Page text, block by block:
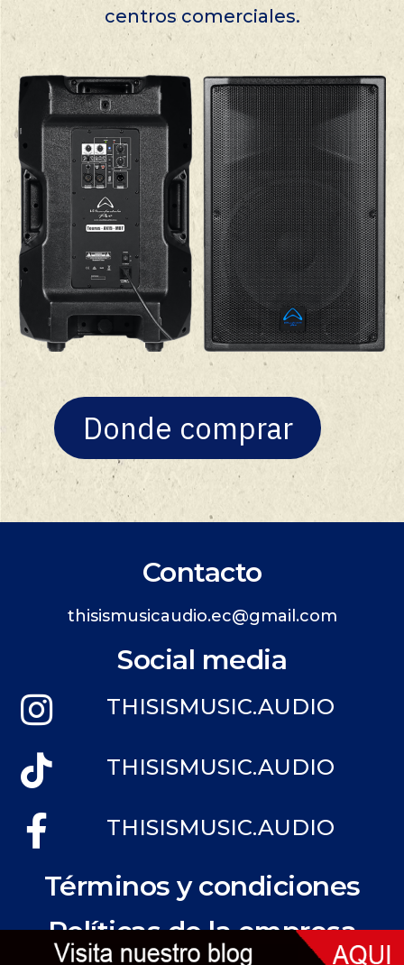
centros comerciales.
Donde comprar
Contacto
thisismusicaudio.ec@gmail.com
Social media
THISISMUSIC.AUDIO
THISISMUSIC.AUDIO
THISISMUSIC.AUDIO
Términos y condiciones
Políticas de la empresa